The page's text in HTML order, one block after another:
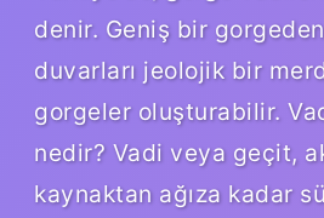
denir. Geniş bir
duvarları jeolojik bir
gorgeler oluşturabilir.
nedir? Vadi veya geçit,
kaynaktan ağıza kadar